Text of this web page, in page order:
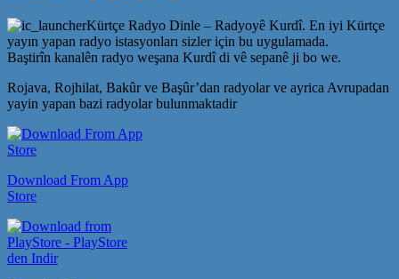
Kürtçe Radyo Dinle – Radyoyê Kurdî. En iyi Kürtçe
yayın yapan radyo istasyonları sizler için bu uygulamada.
Baştirîn kanalên radyo weşana Kurdî di vê sepanê ji bo we.
Rojava, Rojhilat, Bakûr ve Başûr’dan radyolar ve ayrica Avrupadan
yayin yapan bazi radyolar bulunmaktadir
Download From App
Store